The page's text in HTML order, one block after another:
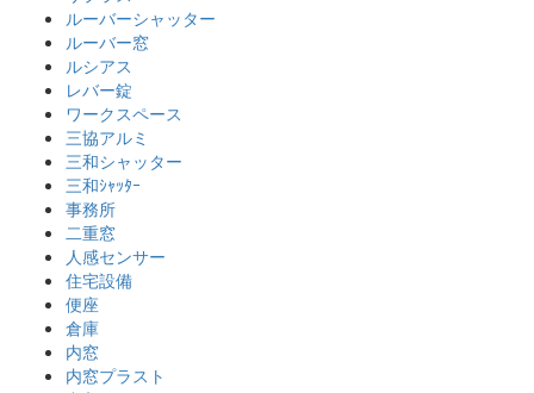
ルーバーシャッター
ルーバー窓
ルシアス
レバー錠
ワークスペース
三協アルミ
三和シャッター
三和ｼｬｯﾀｰ
事務所
二重窓
人感センサー
住宅設備
便座
倉庫
内窓
内窓プラスト